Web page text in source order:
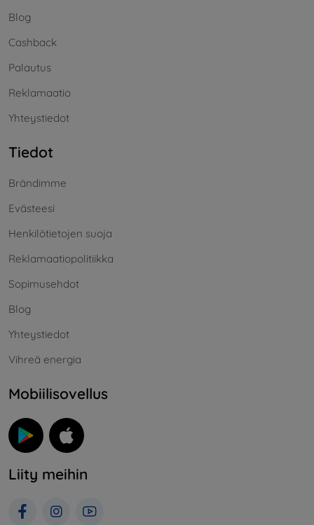
Blog
Cashback
Palautus
Reklamaatio
Yhteystiedot
Tiedot
Brändimme
Evästeesi
Henkilötietojen suoja
Reklamaatiopolitiikka
Sopimusehdot
Blog
Yhteystiedot
Vihreä energia
Mobiilisovellus
Liity meihin